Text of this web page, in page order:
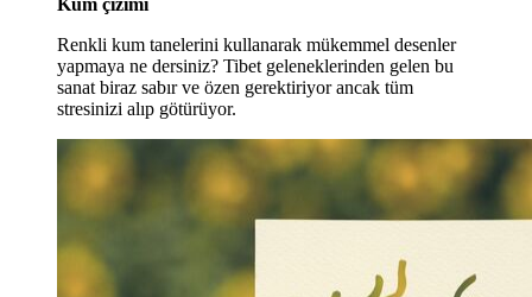
Renkli kum tanelerini kullanarak mükemmel desenler
yapmaya ne dersiniz? Tibet geleneklerinden gelen bu
sanat biraz sabır ve özen gerektiriyor ancak tüm
stresinizi alıp götürüyor.